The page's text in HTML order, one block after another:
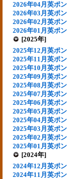
2026年04月英ポン
2026年03月英ポン
2026年02月英ポン
2026年01月英ポン
[2025年]
2025年12月英ポン
2025年11月英ポン
2025年10月英ポン
2025年09月英ポン
2025年08月英ポン
2025年07月英ポン
2025年06月英ポン
2025年05月英ポン
2025年04月英ポン
2025年03月英ポン
2025年02月英ポン
2025年01月英ポン
[2024年]
2024年12月英ポン
2024年11月英ポン